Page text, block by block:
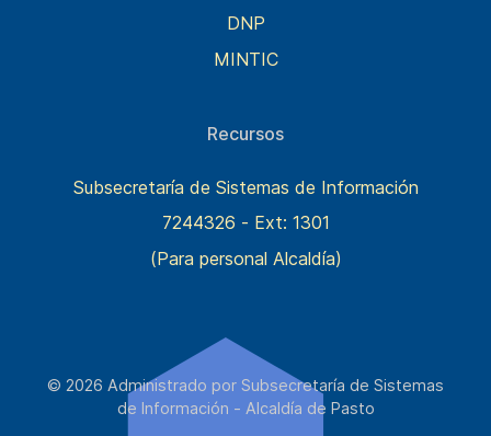
DNP
MINTIC
Recursos
Subsecretaría de Sistemas de Información
7244326 - Ext: 1301
(Para personal Alcaldía)
© 2026 Administrado por Subsecretaría de Sistemas
de Información - Alcaldía de Pasto